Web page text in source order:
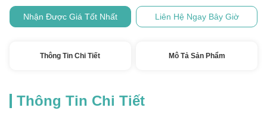
Nhận Được Giá Tốt Nhất Liên Hệ Ngay Bây Giờ
Thông Tin Chi Tiết Mô Tả Sản Phẩm
Thông Tin Chi Tiết